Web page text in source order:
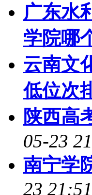
广东水
学院哪
云南文
低位次
陕西高
05-23
南宁学
23